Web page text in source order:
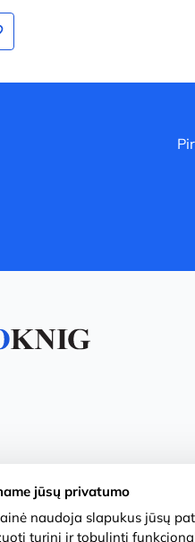
jūsų privatumo
naudoja slapukus jūsų
turinį ir tobulinti